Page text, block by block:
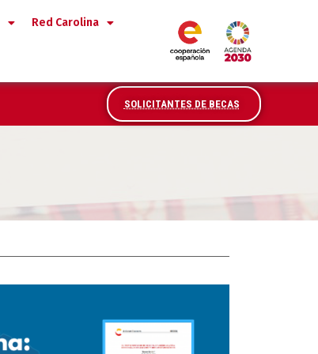
Red Carolina
SOLICITANTES DE BECAS